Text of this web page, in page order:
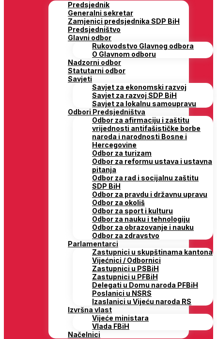
Predsjednik
Generalni sekretar
Zamjenici predsjednika SDP BiH
Predsjedništvo
Glavni odbor
Rukovodstvo Glavnog odbora
O Glavnom odboru
Nadzorni odbor
Statutarni odbor
Savjeti
Savjet za ekonomski razvoj
Savjet za razvoj SDP BiH
Savjet za lokalnu samoupravu
Odbori Predsjedništva
Odbor za afirmaciju i zaštitu
vrijednosti antifašističke borbe
naroda i narodnosti Bosne i
Hercegovine
Odbor za turizam
Odbor za reformu ustava i ustavna
pitanja
Odbor za rad i socijalnu zaštitu
SDP BiH
Odbor za pravdu i državnu upravu
Odbor za okoliš
Odbor za sport i kulturu
Odbor za nauku i tehnologiju
Odbor za obrazovanje i nauku
Odbor za zdravstvo
Parlamentarci
Zastupnici u skupštinama kantona
Vijećnici / Odbornici
Zastupnici u PSBiH
Zastupnici u PFBiH
Delegati u Domu naroda PFBiH
Poslanici u NSRS
Izaslanici u Vijeću naroda RS
Izvršna vlast
Vijeće ministara
Vlada FBiH
Načelnici